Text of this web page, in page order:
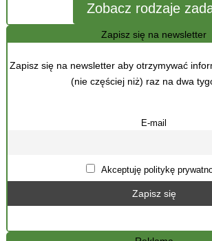
Zobacz rodzaje
Zapisz się na newsletter
Zapisz się na newsletter aby otrzymywać
(nie częściej niż) raz na dwa
E-mail
Akceptuję politykę